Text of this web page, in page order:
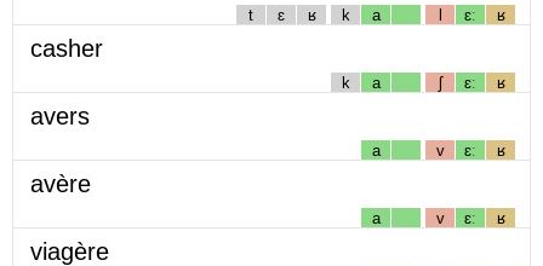
t ɛ ʁ k a l ɛː ʁ
casher
k a ʃ ɛː ʁ
avers
a v ɛː ʁ
avère
a v ɛː ʁ
viagère